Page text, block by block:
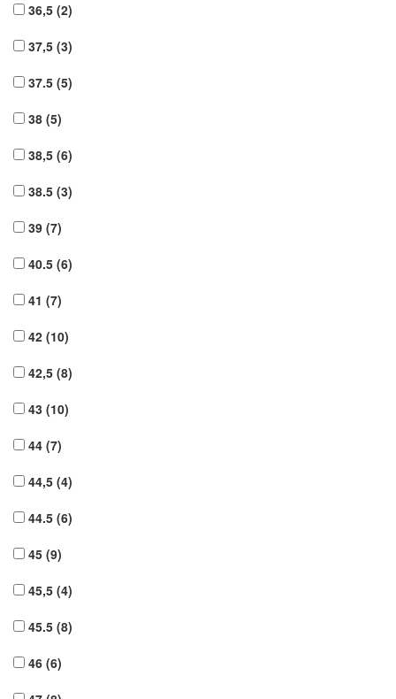
36,5 (2)
37,5 (3)
37.5 (5)
38 (5)
38,5 (6)
38.5 (3)
39 (7)
40.5 (6)
41 (7)
42 (10)
42,5 (8)
43 (10)
44 (7)
44,5 (4)
44.5 (6)
45 (9)
45,5 (4)
45.5 (8)
46 (6)